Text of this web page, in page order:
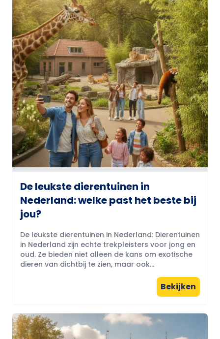
De leukste dierentuinen in
Nederland: welke past het beste bij
jou?
De leukste dierentuinen in Nederland: Dierentuinen
in Nederland zijn echte trekpleisters voor jong en
oud. Ze bieden niet alleen de kans om exotische
dieren van dichtbij te zien, maar ook...
Bekijken